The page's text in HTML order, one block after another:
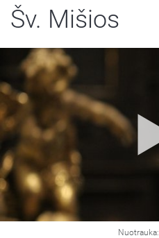
Šv. Mišios
Nuotrauka: